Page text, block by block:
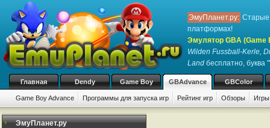
ЭмуПланет.ру: Старые
платформах!
Эмулятор GBA (Game
Wilden Fussball-Kerle,
Land бесплатно, буква
Главная Dendy Game Boy GBAdvance GBColor
Game Boy Advance Программы для запуска игр Рейтинг игр Обзоры
ЭмуПланет.ру